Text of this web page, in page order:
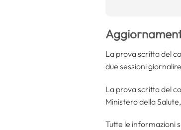
La prova scritta del
due sessioni
La prova scritta del
Ministero della
Tutte le informazioni